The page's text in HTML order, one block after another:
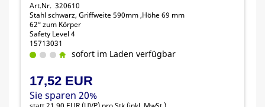
Art.Nr. 320610
Stahl schwarz, Griffweite 590mm ,Höhe 69 mm
62° zum Körper
Safety Level 4
15713031
sofort im Laden verfügbar
17,52 EUR
Sie sparen 20%